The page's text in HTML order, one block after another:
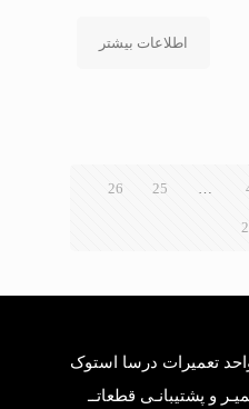
اطلاعات بیشتر
25
26
تعمیرات درسا استوک
و پشتیبانـی قطعاتــ